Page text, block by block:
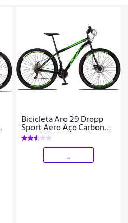
Bicicleta Aro 29 Dropp
Sport Aero Aço Carbono
21 Vel Marchas Freio a
Disco